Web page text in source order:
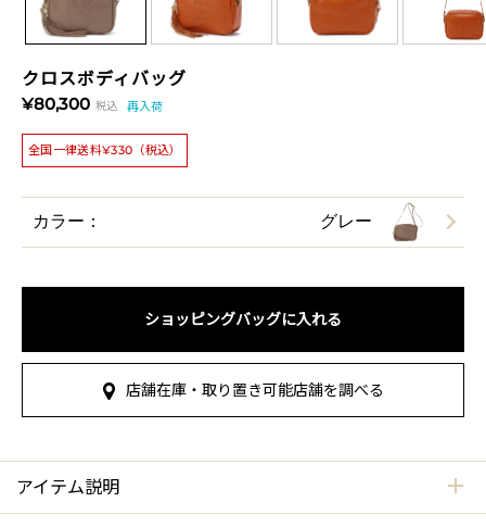
クロスボディバッグ
¥80,300 税込 再入荷
全国一律送料¥330（税込）
カラー： グレー
ショッピングバッグに入れる
店舗在庫・取り置き可能店舗を調べる
アイテム説明